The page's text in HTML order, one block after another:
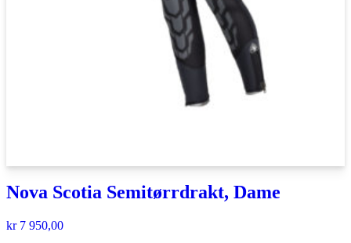
Nova Scotia Semitørrdrakt, Dame
kr7 950,00